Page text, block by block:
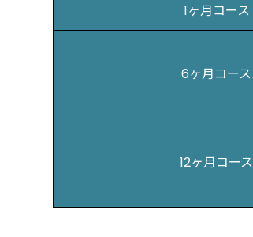
1ヶ月コース
6ヶ月コース
12ヶ月コース